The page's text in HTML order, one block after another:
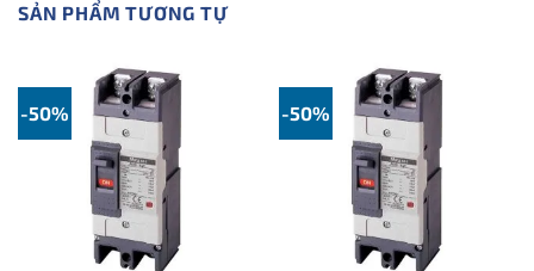
SẢN PHẨM TƯƠNG TỰ
-50% -50%